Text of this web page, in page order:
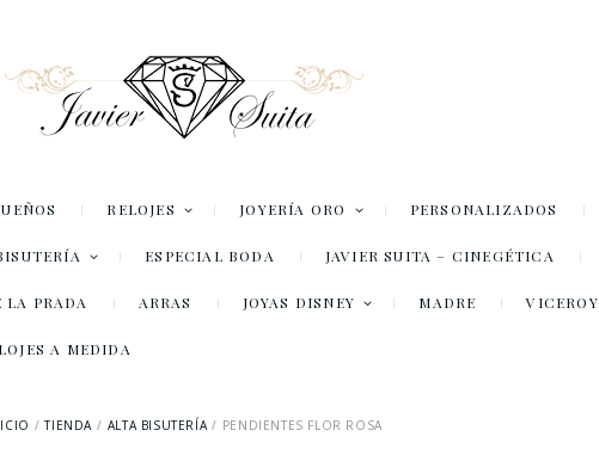
RELOJES JOYERÍA ORO PERSONALIZADOS
ESPECIAL BODA JAVIER SUITA – CINEGÉTICA
LA PRADA ARRAS JOYAS DISNEY MADRE VICEROY
A MEDIDA
TIENDA ALTA BISUTERÍA PENDIENTES FLOR ROSA